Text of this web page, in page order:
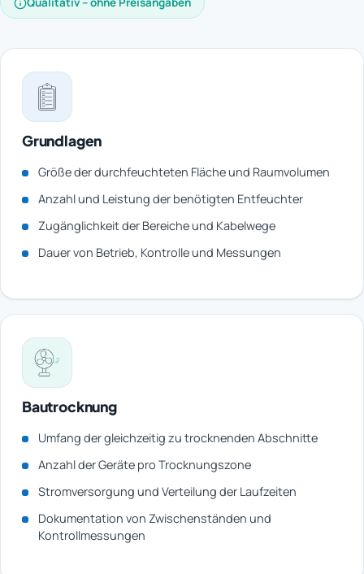
Grundlagen
Größe der durchfeuchteten Fläche und Raumvolumen
Anzahl und Leistung der benötigten Entfeuchter
Zugänglichkeit der Bereiche und Kabelwege
Dauer von Betrieb, Kontrolle und Messungen
Bautrocknung
Umfang der gleichzeitig zu trocknenden Abschnitte
Anzahl der Geräte pro Trocknungszone
Stromversorgung und Verteilung der Laufzeiten
Dokumentation von Zwischenständen und
Kontrollmessungen